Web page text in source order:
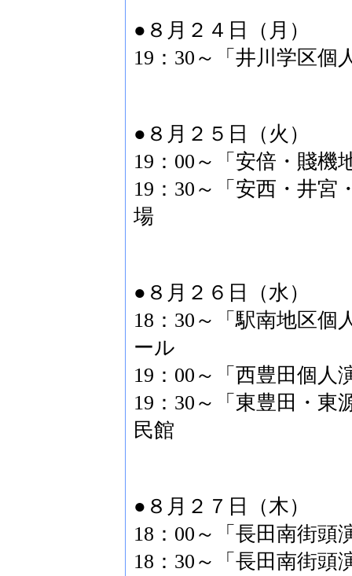
●８月２４日（月）
19：30～「井川学区個
●８月２５日（火）
19：00～「安倍・賤機
19：30～「安西・井宮
場
●８月２６日（水）
18：30～「駅南地区
ール
19：00～「西豊田個人
19：30～「東豊田・東
民館
●８月２７日（木）
18：00～「長田南街頭
18：30～「長田南街頭